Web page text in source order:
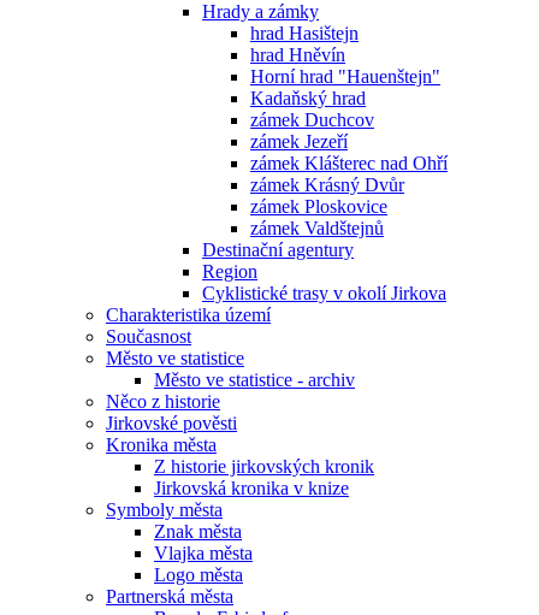
Hrady a zámky
hrad Hasištejn
hrad Hněvín
Horní hrad "Hauenštejn"
Kadaňský hrad
zámek Duchcov
zámek Jezeří
zámek Klášterec nad Ohří
zámek Krásný Dvůr
zámek Ploskovice
zámek Valdštejnů
Destinační agentury
Region
Cyklistické trasy v okolí Jirkova
Charakteristika území
Současnost
Město ve statistice
Město ve statistice - archiv
Něco z historie
Jirkovské pověsti
Kronika města
Z historie jirkovských kronik
Jirkovská kronika v knize
Symboly města
Znak města
Vlajka města
Logo města
Partnerská města